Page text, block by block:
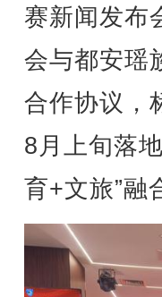
赛新闻发布
会与都安瑶
合作协议，
8月上旬落
育+文旅”融